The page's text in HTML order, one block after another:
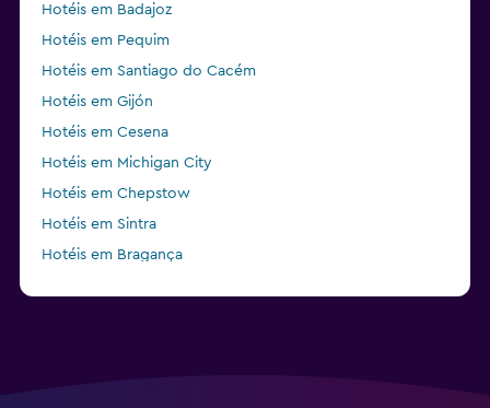
Hotéis em Badajoz
Hotéis em Pequim
Hotéis em Santiago do Cacém
Hotéis em Gijón
Hotéis em Cesena
Hotéis em Michigan City
Hotéis em Chepstow
Hotéis em Sintra
Hotéis em Bragança